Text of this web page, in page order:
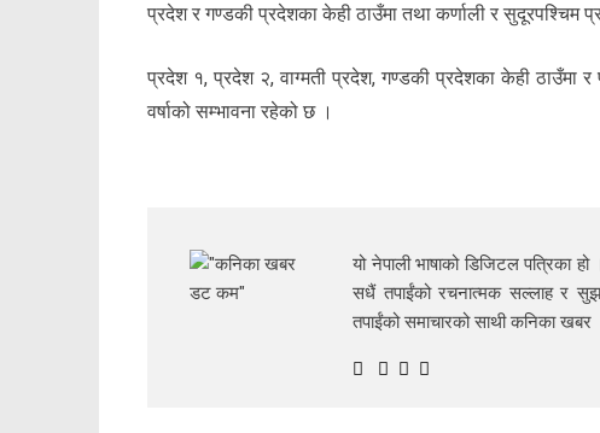
प्रदेश र गण्डकी प्रदेशका केही ठाउँमा तथा कर्णाली र सुदूरपश्चिम
प्रदेश १, प्रदेश २, वाग्मती प्रदेश, गण्डकी प्रदेशका केही ठाउँमा
वर्षाको सम्भावना रहेको छ ।
यो नेपाली भाषाको डिजिटल पत्रिका
सधैं तपाईंको रचनात्मक सल्लाह र
तपाईंको समाचारको साथी कनिका